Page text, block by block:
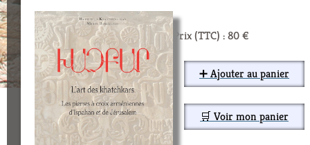
Prix (TTC) : 80 €
➕ Ajouter au panier
🛒 Voir mon panier